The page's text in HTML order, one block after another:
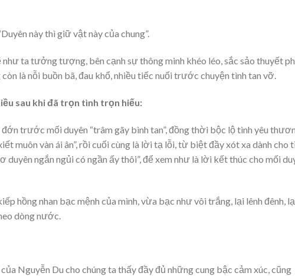
này thì giữ vật này của chung”.
ta tưởng tượng, bên cạnh sự thông minh khéo léo, sắc sảo thuyết
là nỗi buồn bã, đau khổ, nhiều tiếc nuối trước chuyện tình tan vỡ.
sau khi đã trọn tình trọn hiếu:
trước mối duyên “trâm gãy bình tan”, đồng thời bộc lộ tình yêu
muôn vàn ái ân”, rồi cuối cùng là lời tạ lỗi, từ biệt đầy xót xa dành cho
duyên ngắn ngủi có ngần ấy thôi”, để xem như là lời kết thúc cho mối
hồng nhan bạc mệnh của mình, vừa bạc như vôi trắng, lại lênh đênh,
dòng nước.
Nguyễn Du cho chúng ta thấy đầy đủ những cung bậc cảm xúc, cũng